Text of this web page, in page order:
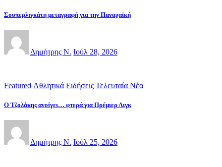
Σουπερλιγκάτη μεταγραφή για την Παναχαϊκή
Δημήτρης Ν. Ιούλ 28, 2026
Featured Αθλητικά Ειδήσεις Τελευταία Νέα
Ο Τζολάκης ανοίγει… φτερά για Πρέμιερ Λιγκ
Δημήτρης Ν. Ιούλ 25, 2026